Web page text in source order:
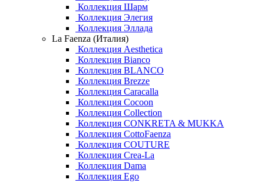
Коллекция Шарм
Коллекция Элегия
Коллекция Эллада
La Faenza (Италия)
Коллекция Aesthetica
Коллекция Bianco
Коллекция BLANCO
Коллекция Brezze
Коллекция Caracalla
Коллекция Cocoon
Коллекция Collection
Коллекция CONKRETA & MUKKA
Коллекция CottoFaenza
Коллекция COUTURE
Коллекция Crea-La
Коллекция Dama
Коллекция Ego